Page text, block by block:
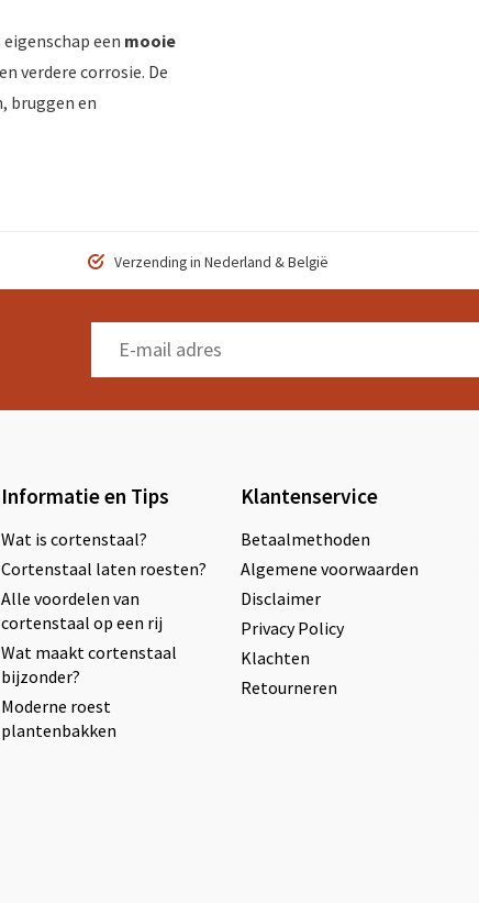
een mooie
verdere corrosie. De
bruggen en
Verzending in Nederland & België
Informatie en Tips
Wat is cortenstaal?
Cortenstaal laten roesten?
Alle voordelen van
cortenstaal op een rij
Wat maakt cortenstaal
bijzonder?
Moderne roest
plantenbakken
Klantenservice
Betaalmethoden
Algemene voorwaarden
Disclaimer
Privacy Policy
Klachten
Retourneren